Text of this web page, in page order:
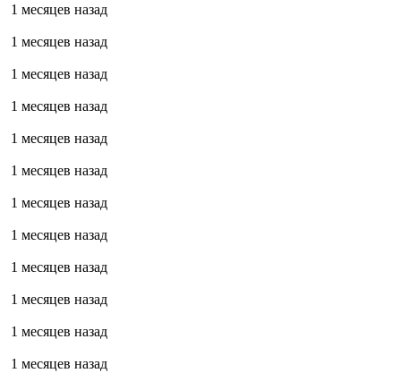
1 месяцев назад
1 месяцев назад
1 месяцев назад
1 месяцев назад
1 месяцев назад
1 месяцев назад
1 месяцев назад
1 месяцев назад
1 месяцев назад
1 месяцев назад
1 месяцев назад
1 месяцев назад